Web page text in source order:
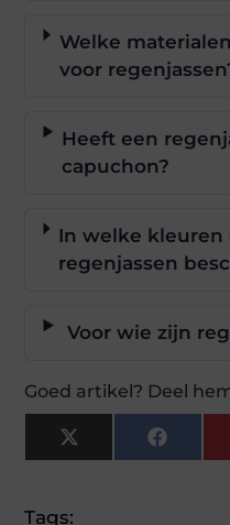
Welke
voor
Heeft een
capuchon?
In welke kleuren
regenjassen
Voor wie zijn
Goed artikel? Deel
X
(Twitter)
Tags: